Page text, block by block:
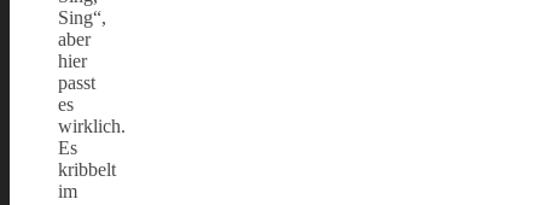
Sing“,
aber
hier
passt
es
wirklich.
Es
kribbelt
im